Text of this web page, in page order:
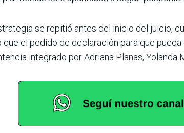
se repitió antes del inicio del juicio,
que el pedido de declaración para que
integrado por Adriana Planas, Yolanda